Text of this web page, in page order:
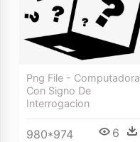
Png File - Computadora
Con Signo De
Interrogacion
980*974 6